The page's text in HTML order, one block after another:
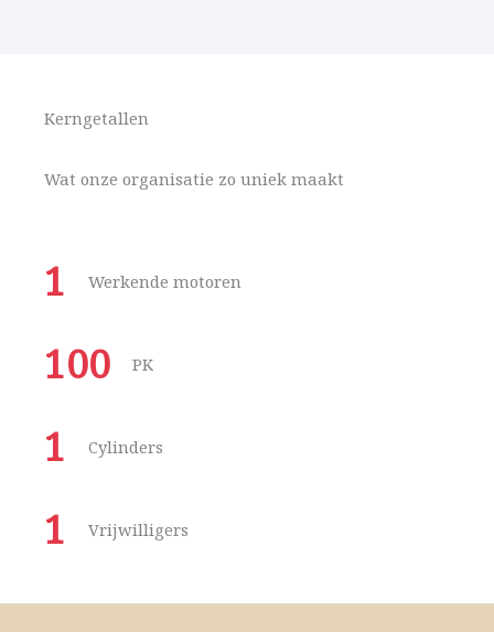
Kerngetallen
Wat onze organisatie zo uniek maakt
1 Werkende motoren
100 PK
1 Cylinders
1 Vrijwilligers